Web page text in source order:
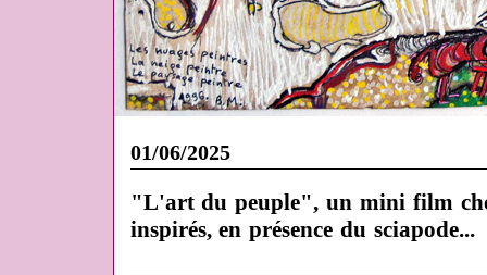
01/06/2025
"L'art du peuple", un mini film
inspirés, en présence du sciapode...